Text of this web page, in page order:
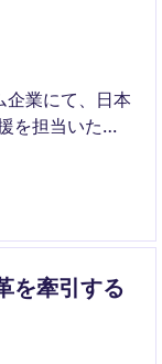
企業にて、日本
を担当いただ
ジションで
を牽引する